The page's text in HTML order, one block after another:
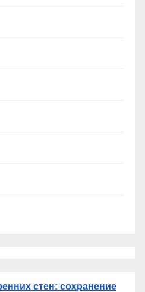
стен: сохранение